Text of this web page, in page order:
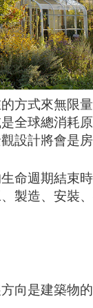
方式來無限
全球總消耗
設計將會是
命週期結束
製造、安裝
向是建築物